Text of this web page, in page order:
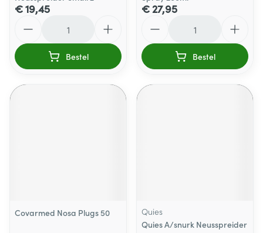
€ 19,45
Bestel
€ 27,95
Bestel
Covarmed Nosa Plugs 50
Quies
Quies A/snurk Neusspreider